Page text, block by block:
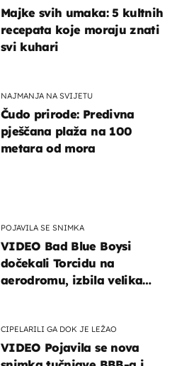
POJAVILA SE SNIMKA
VIDEO Bad Blue Boysi
dočekali Torcidu na
aerodromu, izbila velika
CIPELARILI GA DOK JE LEŽAO
VIDEO Pojavila se nova
Majke svih umaka: 5 kultnih
recepata koje moraju znati
svi kuhari
NAJMANJA NA SVIJETU
Čudo prirode: Predivna
pješčana plaža na 100
metara od mora